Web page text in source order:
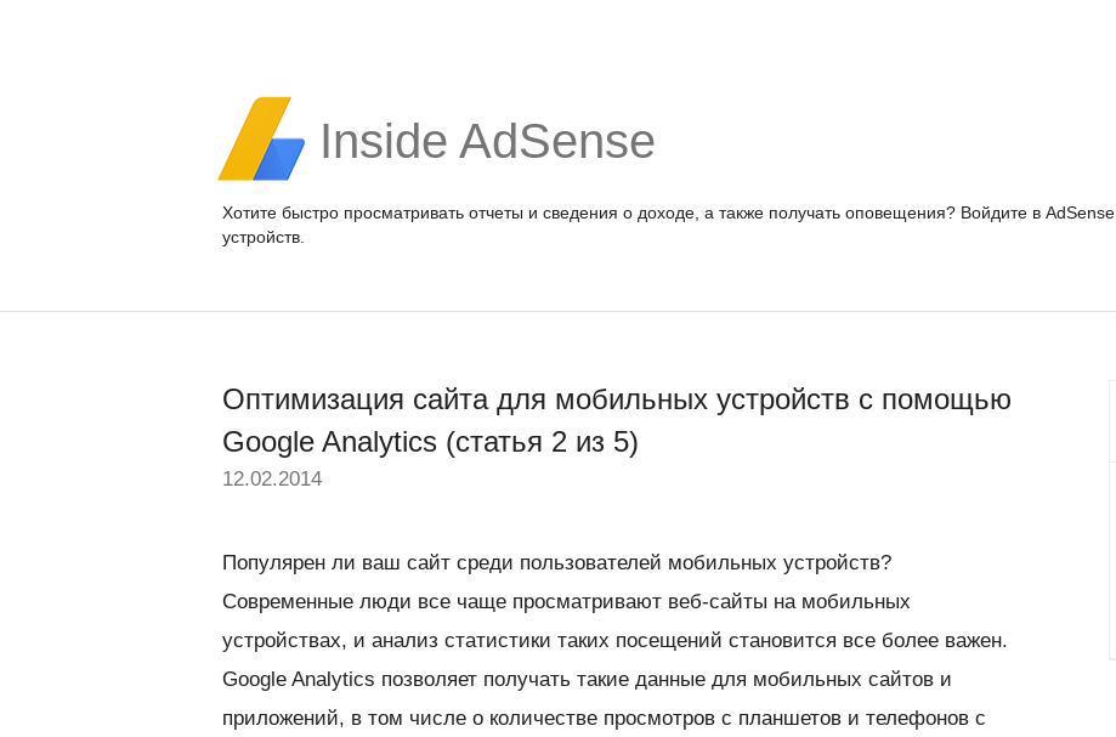
Inside AdSense
Хотите быстро просматривать отчеты и сведения о доходе, а также получать оповещения? Войдите в AdSense
устройств.
Оптимизация сайта для мобильных устройств с помощью
Google Analytics (статья 2 из 5)
12.02.2014
Популярен ли ваш сайт среди пользователей мобильных устройств?
Современные люди все чаще просматривают веб-сайты на мобильных
устройствах, и анализ статистики таких посещений становится все более важен.
Google Analytics позволяет получать такие данные для мобильных сайтов и
приложений, в том числе о количестве просмотров с планшетов и телефонов с